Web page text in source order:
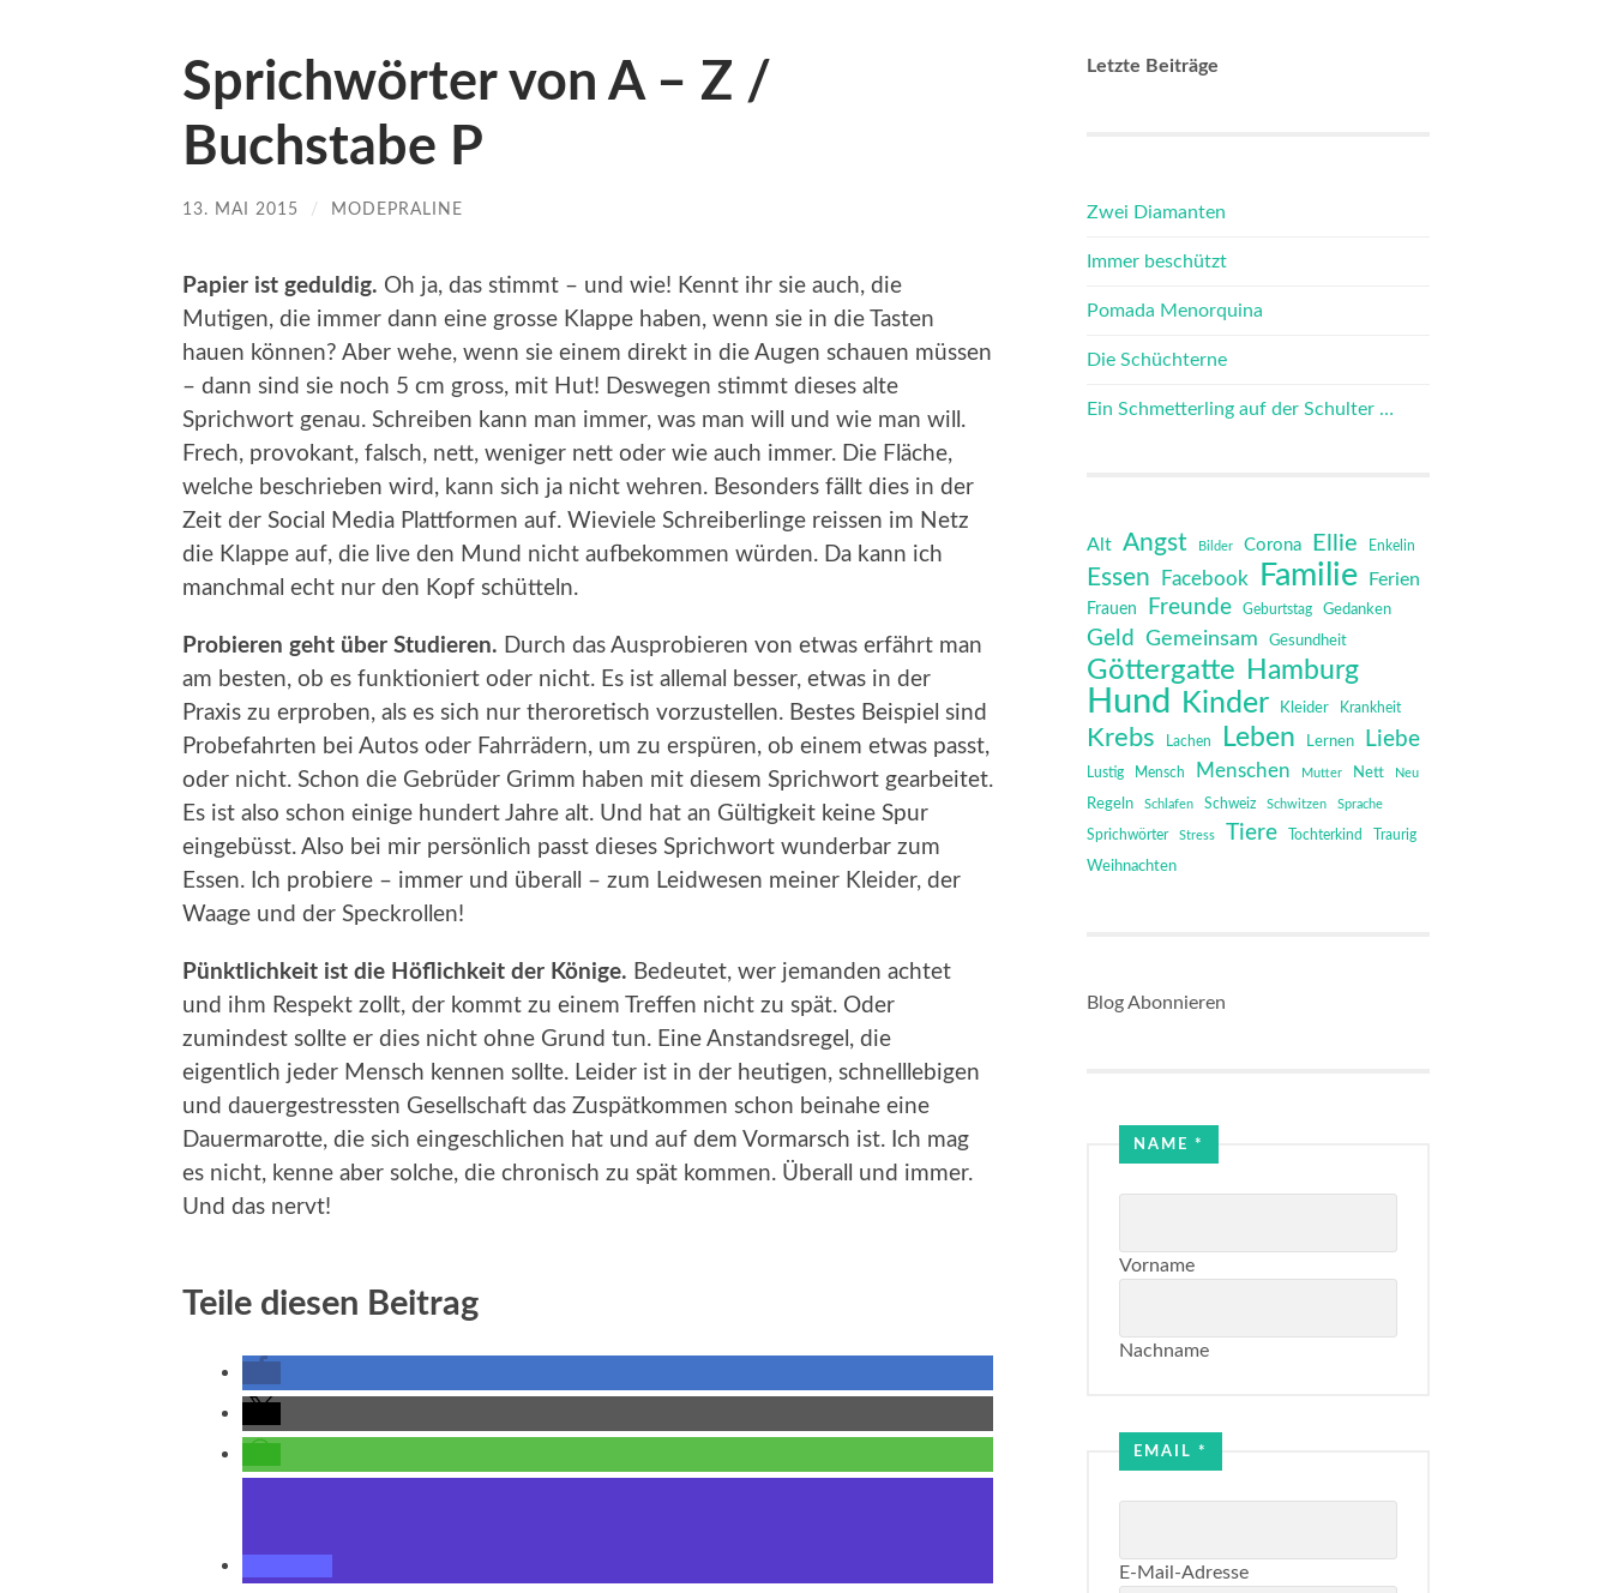
Sprichwörter von A – Z /
Buchstabe P
13. MAI 2015 / MODEPRALINE
Papier ist geduldig. Oh ja, das stimmt – und wie! Kennt ihr sie auch, die
Mutigen, die immer dann eine grosse Klappe haben, wenn sie in die Tasten
hauen können? Aber wehe, wenn sie einem direkt in die Augen schauen müssen
– dann sind sie noch 5 cm gross, mit Hut! Deswegen stimmt dieses alte
Sprichwort genau. Schreiben kann man immer, was man will und wie man will.
Frech, provokant, falsch, nett, weniger nett oder wie auch immer. Die Fläche,
welche beschrieben wird, kann sich ja nicht wehren. Besonders fällt dies in der
Zeit der Social Media Plattformen auf. Wieviele Schreiberlinge reissen im Netz
die Klappe auf, die live den Mund nicht aufbekommen würden. Da kann ich
manchmal echt nur den Kopf schütteln.
Probieren geht über Studieren. Durch das Ausprobieren von etwas erfährt man
am besten, ob es funktioniert oder nicht. Es ist allemal besser, etwas in der
Praxis zu erproben, als es sich nur theroretisch vorzustellen. Bestes Beispiel sind
Probefahrten bei Autos oder Fahrrädern, um zu erspüren, ob einem etwas passt,
oder nicht. Schon die Gebrüder Grimm haben mit diesem Sprichwort gearbeitet.
Es ist also schon einige hundert Jahre alt. Und hat an Gültigkeit keine Spur
eingebüsst. Also bei mir persönlich passt dieses Sprichwort wunderbar zum
Essen. Ich probiere – immer und überall – zum Leidwesen meiner Kleider, der
Waage und der Speckrollen!
Pünktlichkeit ist die Höflichkeit der Könige. Bedeutet, wer jemanden achtet
und ihm Respekt zollt, der kommt zu einem Treffen nicht zu spät. Oder
zumindest sollte er dies nicht ohne Grund tun. Eine Anstandsregel, die
eigentlich jeder Mensch kennen sollte. Leider ist in der heutigen, schnelllebigen
und dauergestressten Gesellschaft das Zuspätkommen schon beinahe eine
Dauermarotte, die sich eingeschlichen hat und auf dem Vormarsch ist. Ich mag
es nicht, kenne aber solche, die chronisch zu spät kommen. Überall und immer.
Und das nervt!
Teile diesen Beitrag
Letzte Beiträge
Zwei Diamanten
Immer beschützt
Pomada Menorquina
Die Schüchterne
Ein Schmetterling auf der Schulter …
Alt Angst Bilder Corona Ellie Enkelin
Essen Facebook Familie Ferien
Frauen Freunde Geburtstag Gedanken
Geld Gemeinsam Gesundheit
Göttergatte Hamburg
Hund Kinder Kleider Krankheit
Krebs Lachen Leben Lernen Liebe
Lustig Mensch Menschen Mutter Nett Neu
Regeln Schlafen Schweiz Schwitzen Sprache
Sprichwörter Stress Tiere Tochterkind Traurig
Weihnachten
Blog Abonnieren
Name
Email
NAME *
Vorname
Nachname
EMAIL *
E-Mail-Adresse